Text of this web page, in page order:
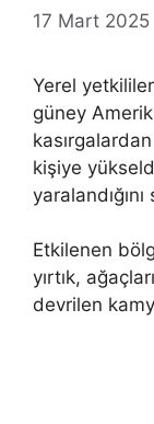
17 Mart 2025
Yerel
güney
kişiye
Etkilenen
yırtık,
devrilen